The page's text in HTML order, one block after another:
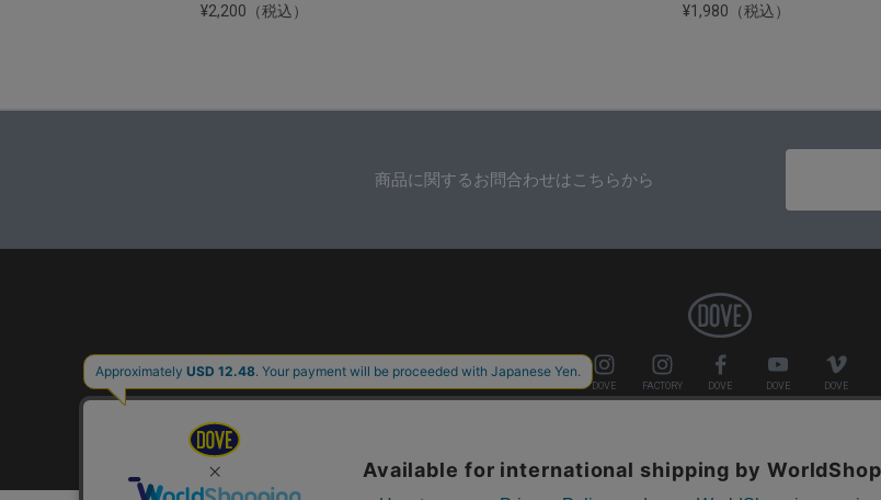
¥2,200（税込） ¥1,980（税込）
商品に関するお問合わせはこちらから
DOVE FACTORY DOVE DOVE DOVE
Copyright©2018 DOVE SURFING WETSUITS. All Rights Reserved.